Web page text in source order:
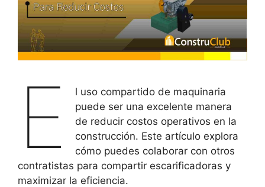
E
l uso compartido de maquinaria
puede ser una excelente manera
de reducir costos operativos en la
construcción. Este artículo explora
cómo puedes colaborar con otros
contratistas para compartir escarificadoras y
maximizar la eficiencia.